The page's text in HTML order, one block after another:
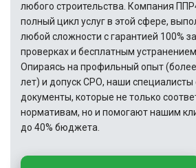
любого строительства. Компания
полный цикл услуг в этой сфере,
любой сложности с гарантией 100%
проверках и бесплатным
Опираясь на профильный опыт (более
лет) и допуск СРО, наши
документы, которые не только
нормативам, но и помогают нашим
до 40% бюджета.